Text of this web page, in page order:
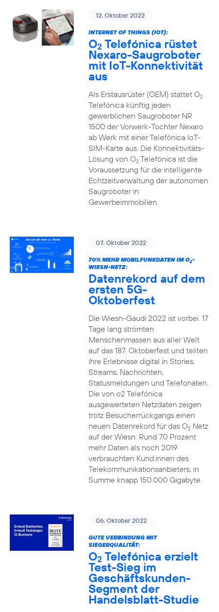
12. Oktober 2022
INTERNET OF THINGS (IOT):
O2 Telefónica rüstet
Nexaro-Saugroboter
mit IoT-Konnektivität
aus
Als Erstausrüster (OEM) stattet O2
Telefónica künftig jeden
gewerblichen Saugroboter NR
1500 der Vorwerk-Tochter Nexaro
ab Werk mit einer Telefónica IoT-
SIM-Karte aus. Die Konnektivitäts-
Lösung von O2Telefónica ist die
Voraussetzung für die intelligente
Echtzeitverwaltung der autonomen
Saugroboter in
Gewerbeimmobilien.
07. Oktober 2022
70% MEHR MOBILFUNKDATEN IM O2-
WIESN-NETZ:
Datenrekord auf dem
ersten 5G-
Oktoberfest
Die Wiesn-Gaudi 2022 ist vorbei. 17
Tage lang strömten
Menschenmassen aus aller Welt
auf das 187. Oktoberfest und teilten
ihre Erlebnisse digital in Stories,
Streams, Nachrichten,
Statusmeldungen und Telefonaten.
Die von o2 Telefónica
ausgewerteten Netzdaten zeigen
trotz Besucherrückgangs einen
neuen Datenrekord für das O2Netz
auf der Wiesn: Rund 70 Prozent
mehr Daten als noch 2019
verbrauchten Kund:innen des
Telekommunikationsanbieters, in
Summe knapp 150.000 Gigabyte.
06. Oktober 2022
GUTE VERBINDUNG MIT
SIEGERQUALITÄT:
O2 Telefónica erzielt
Test-Sieg im
Geschäftskunden-
Segment der
Handelsblatt-Studie